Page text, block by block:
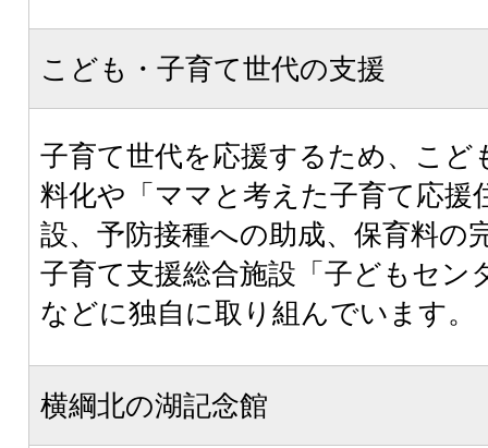
こども・子育て世代の支援
子育て世代を応援するため、こど
料化や「ママと考えた子育て応援
設、予防接種への助成、保育料の
子育て支援総合施設「子どもセン
などに独自に取り組んでいます。
横綱北の湖記念館